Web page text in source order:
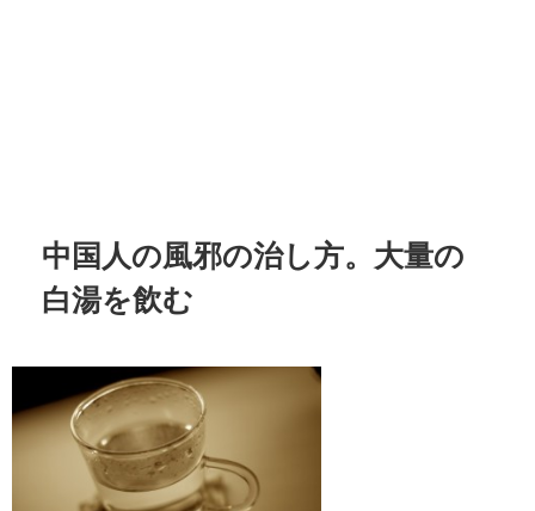
中国人の風邪の治し方。大量の
白湯を飲む